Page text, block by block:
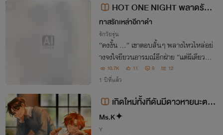
HOT ONE NIGHT พลาดรักรุ่
นพี่วิศวะ
ทาสรักเหล่าอีกาดำ
รักวัยรุ่น
“คงงั้น …” เขาตอบสั้นๆ พลางไหวไหล่อย่
างจงใจยียวนอารมณ์อีกฝ่าย “แต่ผีเดียวที่พี่
จะยอมเป็นคือผีเลียหัวนะครับ”
10.7K 11 9 12
1 ปีที่แล้ว
เกิดใหม่ทั้งทีดันมีดาวหายนะตา
มติด #อย่าตามสิเคล
Ms.K✦
Y